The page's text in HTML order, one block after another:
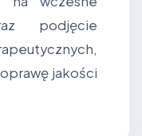
podjęcie
jakości